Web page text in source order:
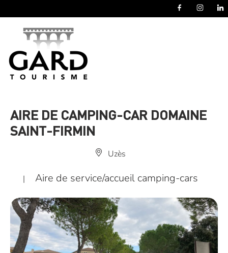
AIRE DE CAMPING-CAR DOMAINE
SAINT-FIRMIN
Uzès
| Aire de service/accueil camping-cars